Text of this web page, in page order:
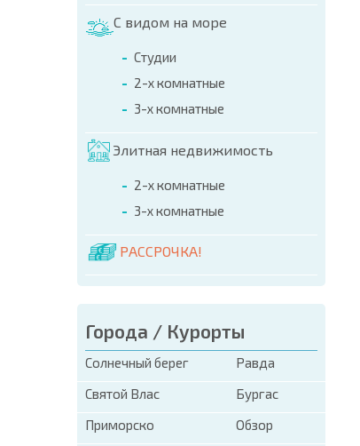
С видом на море
Студии
2-х комнатные
3-х комнатные
Элитная недвижимость
2-х комнатные
3-х комнатные
РАССРОЧКА!
Города / Курорты
Солнечный берег
Равда
Святой Влас
Бургас
Приморско
Обзор